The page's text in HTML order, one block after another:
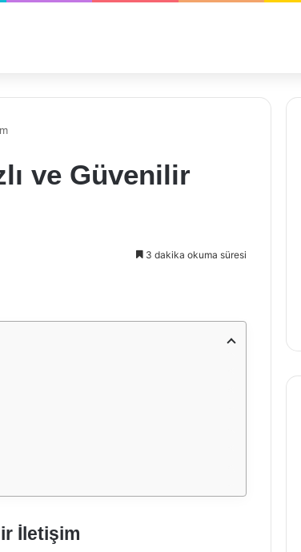
ve Güvenilir
3 dakika okuma süresi
İletişim